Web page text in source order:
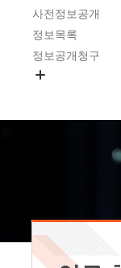
사전정보공개
정보목록
정보공개청구